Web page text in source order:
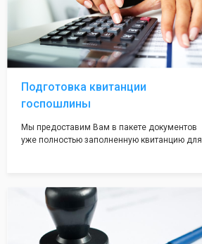
гарантию на регистрацию в ифнс.
От адреса зависит почти 90% прохождения
регистрации, наши адреса вам позволят не
волноваться на этот счет, ведь у нас все
адреса не массовые и очень надежные!
Подготовка квитанции
госпошлины
Мы предоставим Вам в пакете документов
уже полностью заполненную квитанцию для
посредственно в налоговой инспекции при
подаче документов на регистрацию.